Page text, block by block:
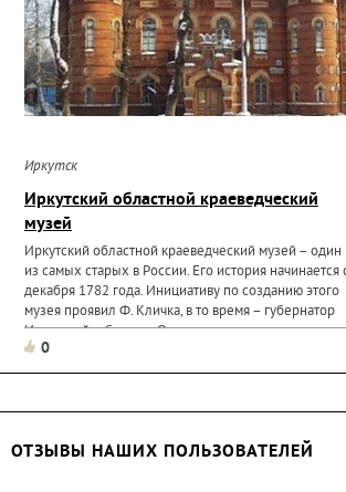
Иркутск
Иркутский областной краеведческий
музей
Иркутский областной краеведческий музей – один
из самых старых в России. Его история начинается
декабря 1782 года. Инициативу по созданию этого
музея проявил Ф. Кличка, в то время – губернатор
Иркутской губернии. Он сам пожертвовал на
создание музея крупную сумму денег. Его примеру...
0
ОТЗЫВЫ НАШИХ ПОЛЬЗОВАТЕЛЕЙ